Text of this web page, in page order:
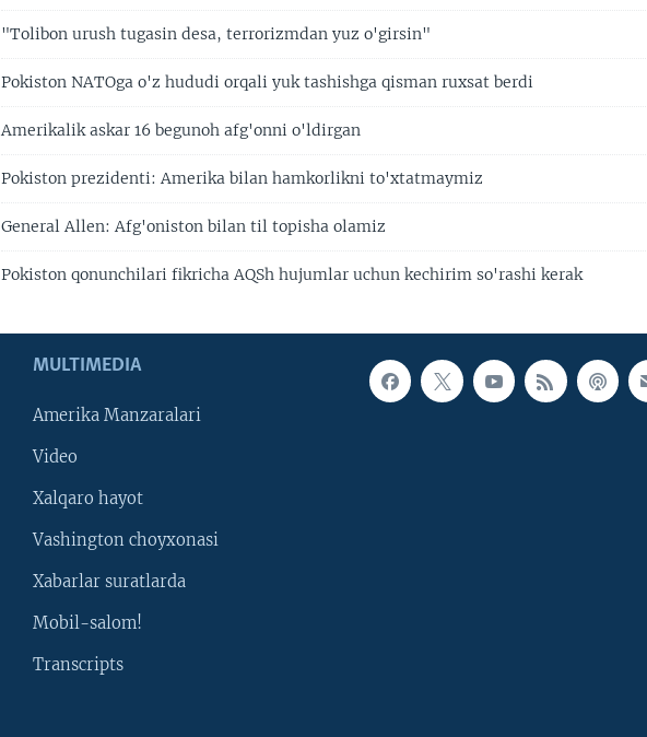
"Tolibon urush tugasin desa, terrorizmdan yuz o'girsin"
Pokiston NATOga o'z hududi orqali yuk tashishga qisman ruxsat berdi
Amerikalik askar 16 begunoh afg'onni o'ldirgan
Pokiston prezidenti: Amerika bilan hamkorlikni to'xtatmaymiz
General Allen: Afg'oniston bilan til topisha olamiz
Pokiston qonunchilari fikricha AQSh hujumlar uchun kechirim so'rashi kerak
MULTIMEDIA
Amerika Manzaralari
Video
Xalqaro hayot
Vashington choyxonasi
Xabarlar suratlarda
Mobil-salom!
Transcripts